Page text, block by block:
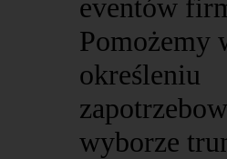
eventów
Pomożemy
określeniu
wyborze